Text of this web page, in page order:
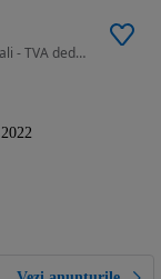
1498 cm3 • 110 CP • Unic proprietar - Km 100% reali - TVA deductibil
2022